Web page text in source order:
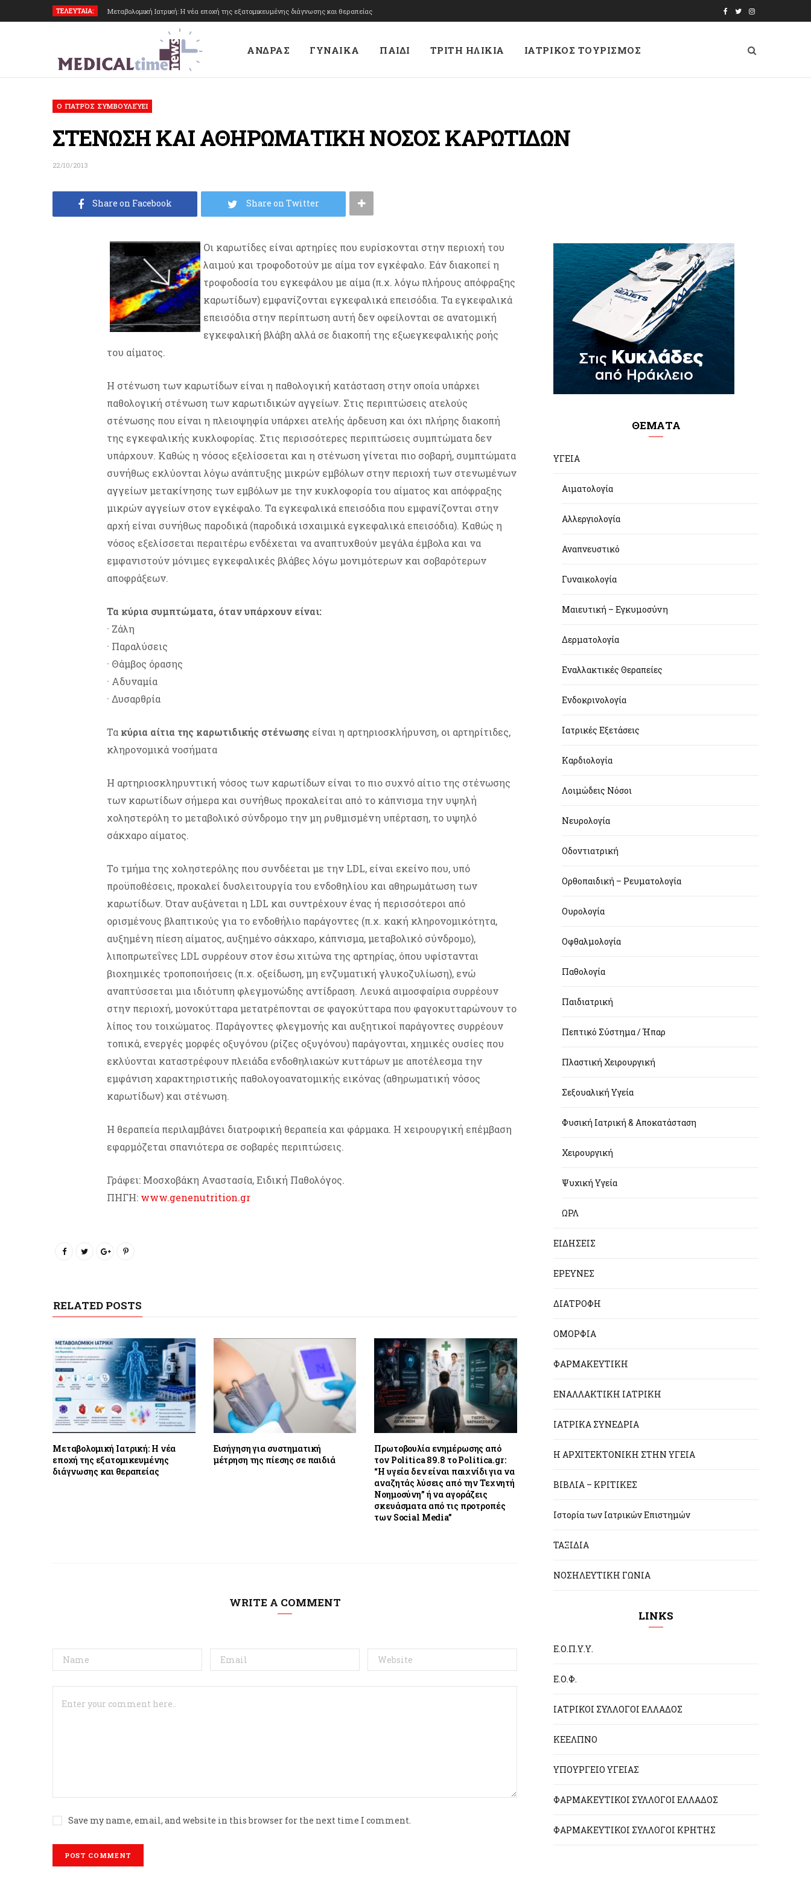
ΤΕΛΕΥΤΑΙΑ: Μεταβολομική Ιατρική: Η νέα εποχή της εξατομικευμένης διάγνωσης και θεραπείας
e
T
t
I
s
t
ΑΝΔΡΑΣ ΓΥΝΑΙΚΑ ΠΑΙΔΙ ΤΡΙΤΗ ΗΛΙΚΙΑ ΙΑΤΡΙΚΟΣ ΤΟΥΡΙΣΜΟΣ
O ΓΙΑΤΡΌΣ ΣΥΜΒΟΥΛΕΎΕΙ
ΣΤΕΝΩΣΗ ΚΑΙ ΑΘΗΡΩΜΑΤΙΚΗ ΝΟΣΟΣ ΚΑΡΩΤΙΔΩΝ
22/10/2013
Share on Facebook Share on Twitter
Οι καρωτίδες είναι αρτηρίες που ευρίσκονται στην περιοχή του
λαιμού και τροφοδοτούν με αίμα τον εγκέφαλο. Εάν διακοπεί η
τροφοδοσία του εγκεφάλου με αίμα (π.χ. λόγω πλήρους απόφραξης
καρωτίδων) εμφανίζονται εγκεφαλικά επεισόδια. Τα εγκεφαλικά
επεισόδια στην περίπτωση αυτή δεν οφείλονται σε ανατομική
εγκεφαλική βλάβη αλλά σε διακοπή της εξωεγκεφαλικής ροής
του αίματος.
Η στένωση των καρωτίδων είναι η παθολογική κατάσταση στην οποία υπάρχει
παθολογική στένωση των καρωτιδικών αγγείων. Στις περιπτώσεις ατελούς
στένωσης που είναι η πλειοψηφία υπάρχει ατελής άρδευση και όχι πλήρης διακοπή
της εγκεφαλικής κυκλοφορίας. Στις περισσότερες περιπτώσεις συμπτώματα δεν
υπάρχουν. Καθώς η νόσος εξελίσσεται και η στένωση γίνεται πιο σοβαρή, συμπτώματα
συνήθως εκλύονται λόγω ανάπτυξης μικρών εμβόλων στην περιοχή των στενωμένων
αγγείων μετακίνησης των εμβόλων με την κυκλοφορία του αίματος και απόφραξης
μικρών αγγείων στον εγκέφαλο. Τα εγκεφαλικά επεισόδια που εμφανίζονται στην
αρχή είναι συνήθως παροδικά (παροδικά ισχαιμικά εγκεφαλικά επεισόδια). Καθώς η
νόσος εξελίσσεται περαιτέρω ενδέχεται να αναπτυχθούν μεγάλα έμβολα και να
εμφανιστούν μόνιμες εγκεφαλικές βλάβες λόγω μονιμότερων και σοβαρότερων
αποφράξεων.
Τα κύρια συμπτώματα, όταν υπάρχουν είναι:
· Ζάλη
· Παραλύσεις
· Θάμβος όρασης
· Αδυναμία
· Δυσαρθρία
Τα κύρια αίτια της καρωτιδικής στένωσης είναι η αρτηριοσκλήρυνση, οι αρτηρίτιδες,
κληρονομικά νοσήματα
Η αρτηριοσκληρυντική νόσος των καρωτίδων είναι το πιο συχνό αίτιο της στένωσης
των καρωτίδων σήμερα και συνήθως προκαλείται από το κάπνισμα την υψηλή
χοληστερόλη το μεταβολικό σύνδρομο την μη ρυθμισμένη υπέρταση, το υψηλό
σάκχαρο αίματος.
Το τμήμα της χοληστερόλης που συνδέεται με την LDL, είναι εκείνο που, υπό
προϋποθέσεις, προκαλεί δυσλειτουργία του ενδοθηλίου και αθηρωμάτωση των
καρωτίδων. Όταν αυξάνεται η LDL και συντρέχουν ένας ή περισσότεροι από
ορισμένους βλαπτικούς για το ενδοθήλιο παράγοντες (π.χ. κακή κληρονομικότητα,
αυξημένη πίεση αίματος, αυξημένο σάκχαρο, κάπνισμα, μεταβολικό σύνδρομο),
λιποπρωτεΐνες LDL συρρέουν στον έσω χιτώνα της αρτηρίας, όπου υφίστανται
βιοχημικές τροποποιήσεις (π.χ. οξείδωση, μη ενζυματική γλυκοζυλίωση), ενώ
αναπτύσσεται μια ιδιότυπη φλεγμονώδης αντίδραση. Λευκά αιμοσφαίρια συρρέουν
στην περιοχή, μονοκύτταρα μετατρέπονται σε φαγοκύτταρα που φαγοκυτταρώνουν το
λίπος του τοιχώματος. Παράγοντες φλεγμονής και αυξητικοί παράγοντες συρρέουν
τοπικά, ενεργές μορφές οξυγόνου (ρίζες οξυγόνου) παράγονται, χημικές ουσίες που
εκλύονται καταστρέφουν πλειάδα ενδοθηλιακών κυττάρων με αποτέλεσμα την
εμφάνιση χαρακτηριστικής παθολογοανατομικής εικόνας (αθηρωματική νόσος
καρωτίδων) και στένωση.
Η θεραπεία περιλαμβάνει διατροφική θεραπεία και φάρμακα. Η χειρουργική επέμβαση
εφαρμόζεται σπανιότερα σε σοβαρές περιπτώσεις.
Γράφει: Μοσχοβάκη Αναστασία, Ειδική Παθολόγος.
ΠΗΓΗ: www.genenutrition.gr
RELATED POSTS
Μεταβολομική Ιατρική: Η νέα
εποχή της εξατομικευμένης
διάγνωσης και θεραπείας
Εισήγηση για συστηματική
μέτρηση της πίεσης σε παιδιά
Πρωτοβουλία ενημέρωσης από
τον Politica 89.8 το Politica.gr:
“Η υγεία δεν είναι παιχνίδι για να
αναζητάς λύσεις από την Τεχνητή
Νοημοσύνη” ή να αγοράζεις
σκευάσματα από τις προτροπές
των Social Media”
WRITE A COMMENT
Save my name, email, and website in this browser for the next time I comment.
ΘΕΜΑΤΑ
ΥΓΕΙΑ
Αιματολογία
Αλλεργιολογία
Αναπνευστικό
Γυναικολογία
Μαιευτική – Εγκυμοσύνη
Δερματολογία
Εναλλακτικές Θεραπείες
Ενδοκρινολογία
Ιατρικές Εξετάσεις
Καρδιολογία
Λοιμώδεις Νόσοι
Νευρολογία
Οδοντιατρική
Ορθοπαιδική – Ρευματολογία
Ουρολογία
Οφθαλμολογία
Παθολογία
Παιδιατρική
Πεπτικό Σύστημα / Ήπαρ
Πλαστική Χειρουργική
Σεξουαλική Υγεία
Φυσική Ιατρική & Αποκατάσταση
Χειρουργική
Ψυχική Υγεία
ΩΡΛ
ΕΙΔΗΣΕΙΣ
ΕΡΕΥΝΕΣ
ΔΙΑΤΡΟΦΗ
ΟΜΟΡΦΙΑ
ΦΑΡΜΑΚΕΥΤΙΚΗ
ΕΝΑΛΛΑΚΤΙΚΗ ΙΑΤΡΙΚΗ
ΙΑΤΡΙΚΑ ΣΥΝΕΔΡΙΑ
Η ΑΡΧΙΤΕΚΤΟΝΙΚΗ ΣΤΗΝ ΥΓΕΙΑ
ΒΙΒΛΙΑ – ΚΡΙΤΙΚΕΣ
Ιστορία των Ιατρικών Επιστημών
ΤΑΞΙΔΙΑ
ΝΟΣΗΛΕΥΤΙΚΗ ΓΩΝΙΑ
LINKS
Ε.Ο.Π.Υ.Υ.
Ε.Ο.Φ.
ΙΑΤΡΙΚΟΙ ΣΥΛΛΟΓΟΙ ΕΛΛΑΔΟΣ
ΚΕΕΛΠΝΟ
ΥΠΟΥΡΓΕΙΟ ΥΓΕΙΑΣ
ΦΑΡΜΑΚΕΥΤΙΚΟΙ ΣΥΛΛΟΓΟΙ ΕΛΛΑΔΟΣ
ΦΑΡΜΑΚΕΥΤΙΚΟΙ ΣΥΛΛΟΓΟΙ ΚΡΗΤΗΣ